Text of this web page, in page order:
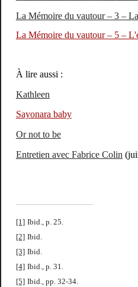
La Mémoire du vautour – 3 –
La Mémoire du vautour – 5 –
À lire aussi :
Kathleen
Sayonara baby
Or not to be
Entretien avec Fabrice Colin
[1] Ibid., p. 25.
[2] Ibid.
[3] Ibid.
[4] Ibid., p. 31.
[5] Ibid., pp. 32-34.